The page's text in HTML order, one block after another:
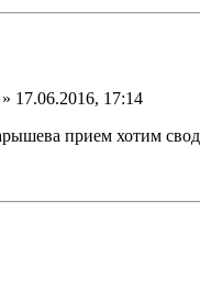
» 17.06.2016, 17:14
прием хотим